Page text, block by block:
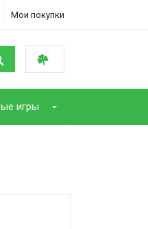
Мои покупки
игры